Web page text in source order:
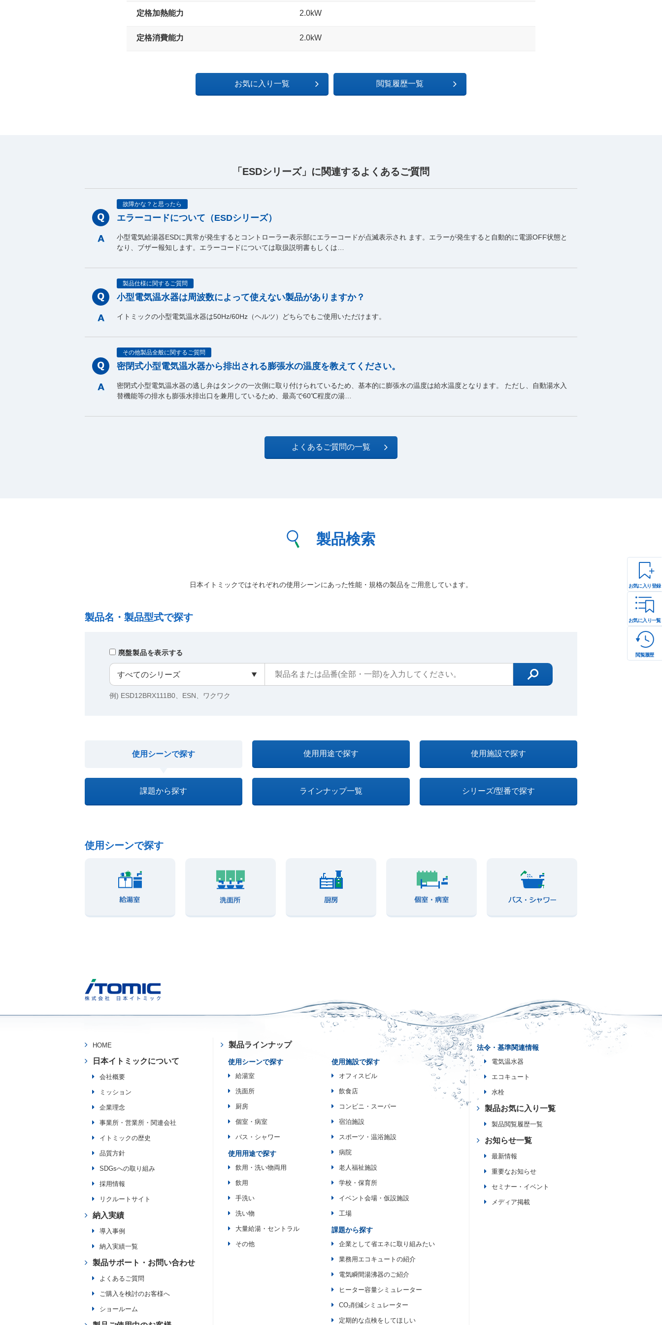
お気に入り登録
お気に入り一覧
閲覧履歴
定格加熱能力 2.0kW
定格消費能力 2.0kW
お気に入り一覧 閲覧履歴一覧
「ESDシリーズ」に関連するよくあるご質問
故障かな？と思ったら
エラーコードについて（ESDシリーズ）
小型電気給湯器ESDに異常が発生するとコントローラー表示部にエラーコードが点滅表示され ます。エラーが発生すると自動的に電源OFF状態と
なり、ブザー報知します。エラーコードについては取扱説明書もしくは…
製品仕様に関するご質問
小型電気温水器は周波数によって使えない製品がありますか？
イトミックの小型電気温水器は50Hz/60Hz（ヘルツ）どちらでもご使用いただけます。
その他製品全般に関するご質問
密閉式小型電気温水器から排出される膨張水の温度を教えてください。
密閉式小型電気温水器の逃し弁はタンクの一次側に取り付けられているため、基本的に膨張水の温度は給水温度となります。 ただし、自動湯水入
替機能等の排水も膨張水排出口を兼用しているため、最高で60℃程度の湯…
よくあるご質問の一覧
製品検索
日本イトミックではそれぞれの使用シーンにあった性能・規格の製品をご用意しています。
製品名・製品型式で探す
廃盤製品を表示する
例) ESD12BRX111B0、ESN、ワクワク
使用シーンで探す 使用用途で探す 使用施設で探す
課題から探す ラインナップ一覧 シリーズ/型番で探す
使用シーンで探す
HOME
日本イトミックについて
会社概要
ミッション
企業理念
事業所・営業所・関連会社
イトミックの歴史
品質方針
SDGsへの取り組み
採用情報
リクルートサイト
納入実績
導入事例
納入実績一覧
製品サポート・お問い合わせ
よくあるご質問
ご購入を検討のお客様へ
ショールーム
製品ラインナップ
使用シーンで探す
給湯室
洗面所
厨房
個室・病室
バス・シャワー
使用用途で探す
飲用・洗い物両用
飲用
手洗い
洗い物
大量給湯・セントラル
その他
使用施設で探す
オフィスビル
飲食店
コンビニ・スーパー
宿泊施設
スポーツ・温浴施設
病院
老人福祉施設
学校・保育所
イベント会場・仮設施設
工場
課題から探す
企業として省エネに取り組みたい
業務用エコキュートの紹介
電気瞬間湯沸器のご紹介
ヒーター容量シミュレーター
CO₂削減シミュレーター
定期的な点検をしてほしい
法令・基準関連情報
電気温水器
エコキュート
水栓
製品お気に入り一覧
製品閲覧履歴一覧
お知らせ一覧
最新情報
重要なお知らせ
セミナー・イベント
メディア掲載